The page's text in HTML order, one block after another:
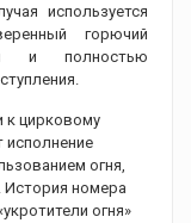
используется
горючий
и полностью
к цирковому
исполнение
огня,
История номера
огня»